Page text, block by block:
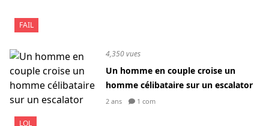
FAIL
LOL
4,350 vues
Un homme en couple croise un
homme célibataire sur un escalator
2 ans 1 com